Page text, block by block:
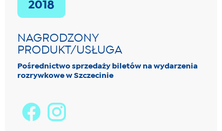
2018
NAGRODZONY
PRODUKT/USŁUGA
Pośrednictwo sprzedaży biletów na wydarzenia
rozrywkowe w Szczecinie